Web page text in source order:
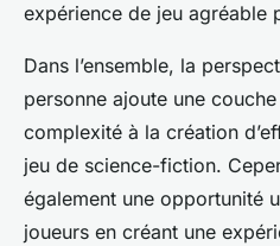
expérience de jeu agréable
Dans l’ensemble, la
personne ajoute une
complexité à la création
jeu de science-fiction.
également une opportunité
joueurs en créant une